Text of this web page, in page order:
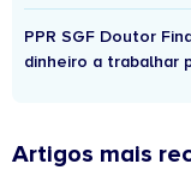
PPR SGF Doutor
dinheiro a trabalhar
Artigos mais